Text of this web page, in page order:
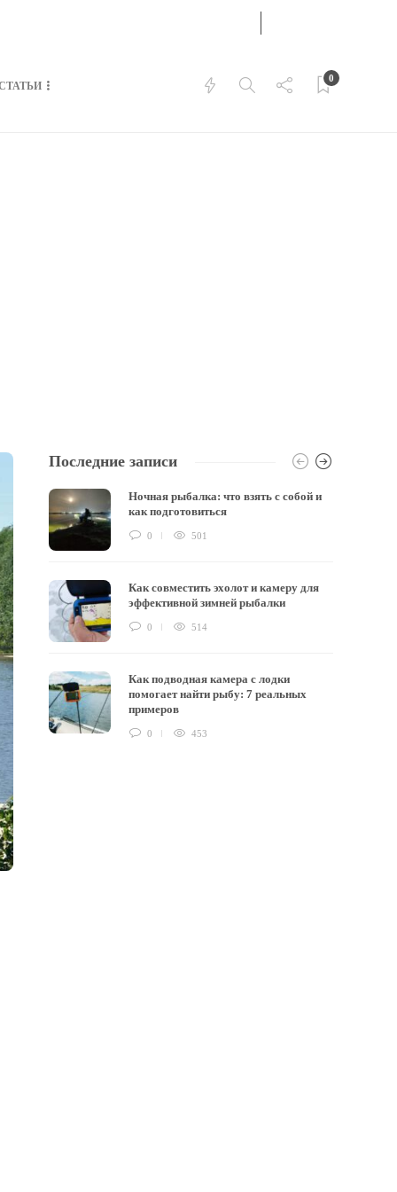
0
Последние записи
Ночная рыбалка: что взять с собой и
как подготовиться
0 501
Как совместить эхолот и камеру для
эффективной зимней рыбалки
0 514
Как подводная камера с лодки
помогает найти рыбу: 7 реальных
примеров
0 453